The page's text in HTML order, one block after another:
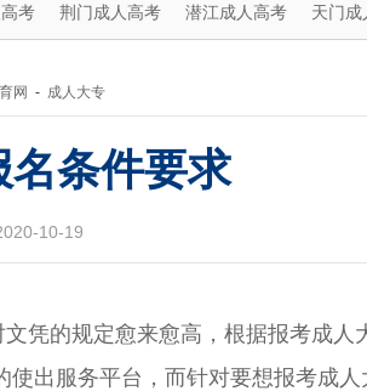
考 荆门成人高考 潜江成人高考 天门成
网 - 成人大专
名条件要求
10-19
的规定愈来愈高，根据报考成人
使出服务平台，而针对要想报考成